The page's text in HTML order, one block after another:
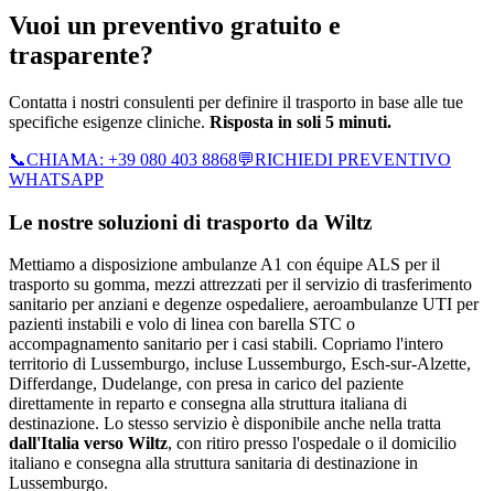
Vuoi un preventivo gratuito e
trasparente?
Contatta i nostri consulenti per definire il trasporto in base alle tue
specifiche esigenze cliniche. Risposta in soli 5 minuti.
📞CHIAMA: +39 080 403 8868💬RICHIEDI PREVENTIVO
WHATSAPP
Le nostre soluzioni di trasporto da Wiltz
Mettiamo a disposizione ambulanze A1 con équipe ALS per il
trasporto su gomma, mezzi attrezzati per il servizio di trasferimento
sanitario per anziani e degenze ospedaliere, aeroambulanze UTI per
pazienti instabili e volo di linea con barella STC o
accompagnamento sanitario per i casi stabili. Copriamo l'intero
territorio di Lussemburgo, incluse Lussemburgo, Esch-sur-Alzette,
Differdange, Dudelange, con presa in carico del paziente
direttamente in reparto e consegna alla struttura italiana di
destinazione. Lo stesso servizio è disponibile anche nella tratta
dall'Italia verso Wiltz, con ritiro presso l'ospedale o il domicilio
italiano e consegna alla struttura sanitaria di destinazione in
Lussemburgo.